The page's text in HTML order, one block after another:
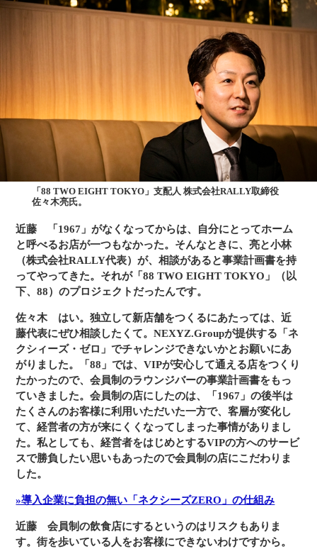
「88 TWO EIGHT TOKYO」支配人 株式会社RALLY取締役
佐々木亮氏。
近藤 「1967」がなくなってからは、自分にとってホーム
と呼べるお店が一つもなかった。そんなときに、亮と小林
（株式会社RALLY代表）が、相談があると事業計画書を持
ってやってきた。それが「88 TWO EIGHT TOKYO」（以
下、88）のプロジェクトだったんです。
佐々木はい。独立して新店舗をつくるにあたっては、近
藤代表にぜひ相談したくて。NEXYZ.Groupが提供する「ネ
クシィーズ・ゼロ」でチャレンジできないかとお願いにあ
がりました。「88」では、VIPが安心して通える店をつくり
たかったので、会員制のラウンジバーの事業計画書をもっ
ていきました。会員制の店にしたのは、「1967」の後半は
たくさんのお客様に利用いただいた一方で、客層が変化し
て、経営者の方が来にくくなってしまった事情がありまし
た。私としても、経営者をはじめとするVIPの方へのサービ
スで勝負したい思いもあったので会員制の店にこだわりま
した。
»導入企業に負担の無い「ネクシーズZERO」の仕組み
近藤 会員制の飲食店にするというのはリスクもありま
す。街を歩いている人をお客様にできないわけですから。